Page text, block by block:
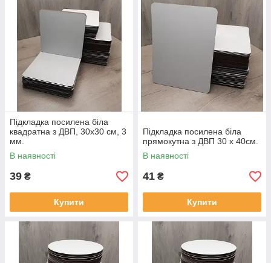
Підкладка посилена біла
квадратна з ДВП, 30х30 см, 3
мм.
В наявності
39 ₴
Купити
Підкладка посилена біла
прямокутна з ДВП 30 х 40см.
В наявності
41 ₴
Купити